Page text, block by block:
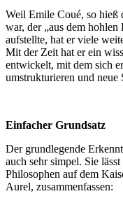
Weil Emile Coué, so hieß
war, der „aus dem
aufstellte, hat er viele
Mit der Zeit hat er ein
entwickelt, mit dem sich
umstrukturieren und neue
Einfacher Grundsatz
Der grundlegende
auch sehr simpel. Sie
Philosophen auf dem
Aurel, zusammenfassen: